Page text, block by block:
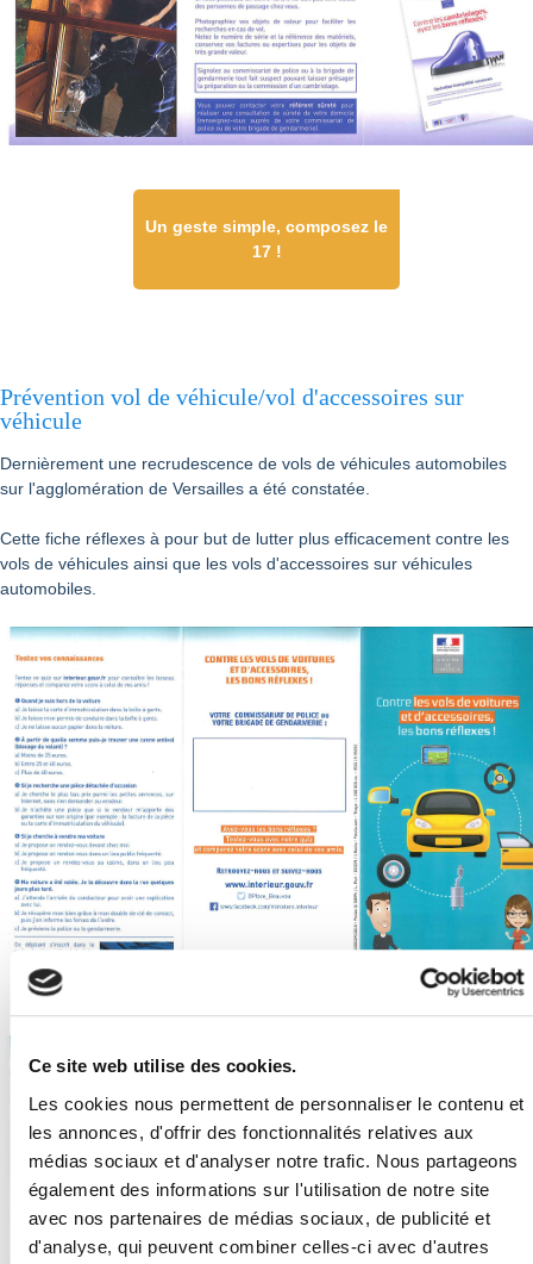
Ce site web utilise des cookies.
Les cookies nous permettent de personnaliser le contenu et
les annonces, d'offrir des fonctionnalités relatives aux
médias sociaux et d'analyser notre trafic. Nous partageons
également des informations sur l'utilisation de notre site
avec nos partenaires de médias sociaux, de publicité et
d'analyse, qui peuvent combiner celles-ci avec d'autres
Un geste simple, composez le
17 !
Prévention vol de véhicule/vol d'accessoires sur
véhicule
Dernièrement une recrudescence de vols de véhicules automobiles
sur l'agglomération de Versailles a été constatée.
Cette fiche réflexes à pour but de lutter plus efficacement contre les
vols de véhicules ainsi que les vols d'accessoires sur véhicules
automobiles.